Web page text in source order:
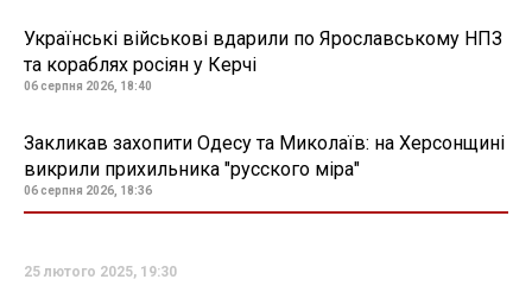
Українські військові вдарили по Ярославському НПЗ
та кораблях росіян у Керчі
06 серпня 2026, 18:40
Закликав захопити Одесу та Миколаїв: на Херсонщині
викрили прихильника "русского міра"
06 серпня 2026, 18:36
25 лютого 2025, 19:30